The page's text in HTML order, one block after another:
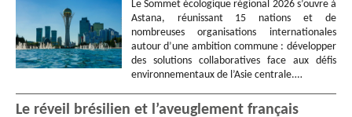
Le Sommet écologique régional 2026 s’ouvre à
Astana, réunissant 15 nations et de
nombreuses organisations internationales
autour d’une ambition commune : développer
des solutions collaboratives face aux défis
environnementaux de l’Asie centrale.…
Le réveil brésilien et l’aveuglement français